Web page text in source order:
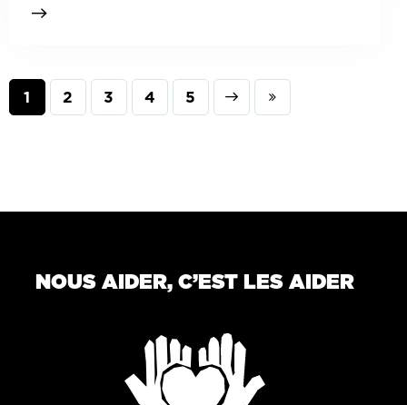
1 2 3 4 5
Next Last
NOUS AIDER, C’EST LES AIDER